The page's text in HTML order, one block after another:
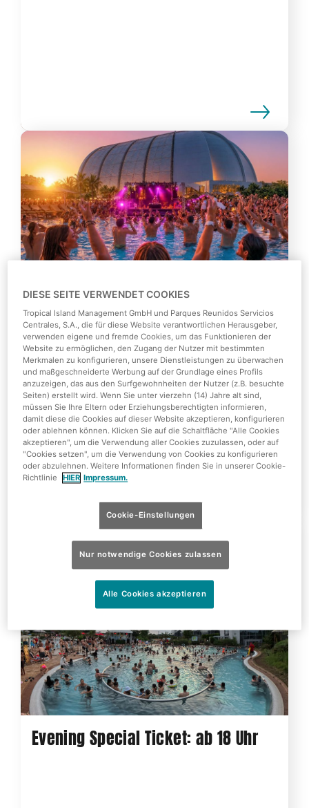
Sunset Sessions
Evening Special Ticket: ab 18 Uhr
DIESE SEITE VERWENDET COOKIES
Tropical Island Management GmbH und Parques Reunidos Servicios
Centrales, S.A., die für diese Website verantwortlichen Herausgeber,
verwenden eigene und fremde Cookies, um das Funktionieren der
Website zu ermöglichen, den Zugang der Nutzer mit bestimmten
Merkmalen zu konfigurieren, unsere Dienstleistungen zu überwachen
und maßgeschneiderte Werbung auf der Grundlage eines Profils
anzuzeigen, das aus den Surfgewohnheiten der Nutzer (z.B. besuchte
Seiten) erstellt wird. Wenn Sie unter vierzehn (14) Jahre alt sind,
müssen Sie Ihre Eltern oder Erziehungsberechtigten informieren,
damit diese die Cookies auf dieser Website akzeptieren, konfigurieren
oder ablehnen können. Klicken Sie auf die Schaltfläche "Alle Cookies
akzeptieren", um die Verwendung aller Cookies zuzulassen, oder auf
"Cookies setzen", um die Verwendung von Cookies zu konfigurieren
oder abzulehnen. Weitere Informationen finden Sie in unserer Cookie-
Richtlinie
HIER Impressum.
Cookie-Einstellungen
Nur notwendige Cookies zulassen
Alle Cookies akzeptieren